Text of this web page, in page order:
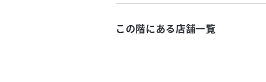
この階にある店舗一覧